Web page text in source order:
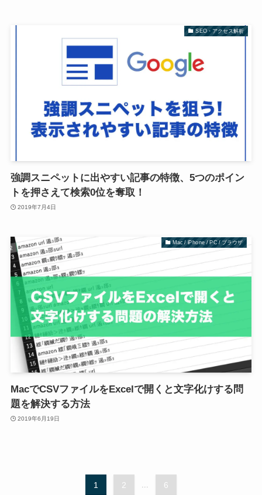
SEO・アクセス解析
強調スニペットに出やすい記事の特徴、5つのポイン
トを押さえて検索0位を奪取！
2019年7月4日
Mac / iPhone / PC / ブラウザ
MacでCSVファイルをExcelで開くと文字化けする問
題を解決する方法
2019年6月19日
1 2 ... 6